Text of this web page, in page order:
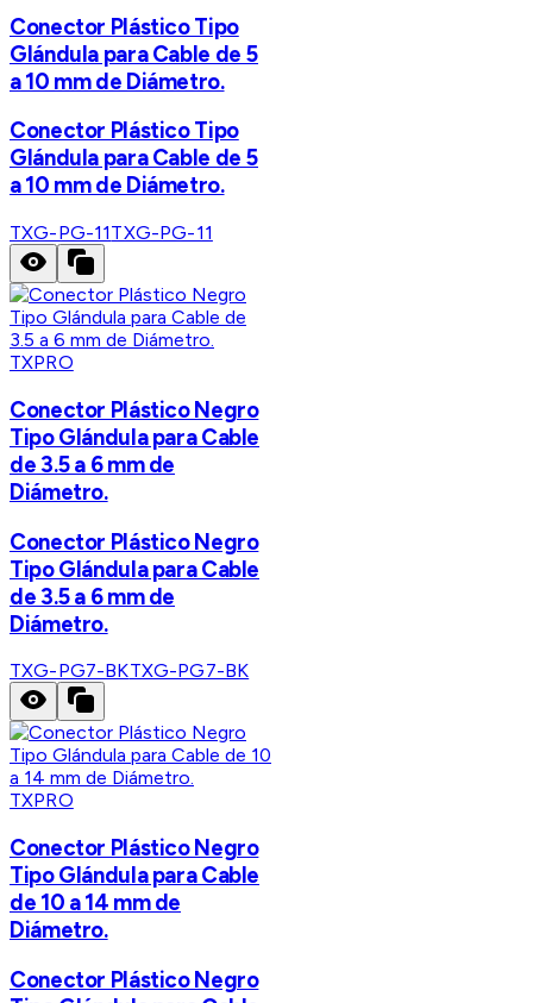
Conector Plástico Tipo
Glándula para Cable de 5
a 10 mm de Diámetro.
Conector Plástico Tipo
Glándula para Cable de 5
a 10 mm de Diámetro.
TXG-PG-11TXG-PG-11
TXPRO
Conector Plástico Negro
Tipo Glándula para Cable
de 3.5 a 6 mm de
Diámetro.
Conector Plástico Negro
Tipo Glándula para Cable
de 3.5 a 6 mm de
Diámetro.
TXG-PG7-BKTXG-PG7-BK
TXPRO
Conector Plástico Negro
Tipo Glándula para Cable
de 10 a 14 mm de
Diámetro.
Conector Plástico Negro